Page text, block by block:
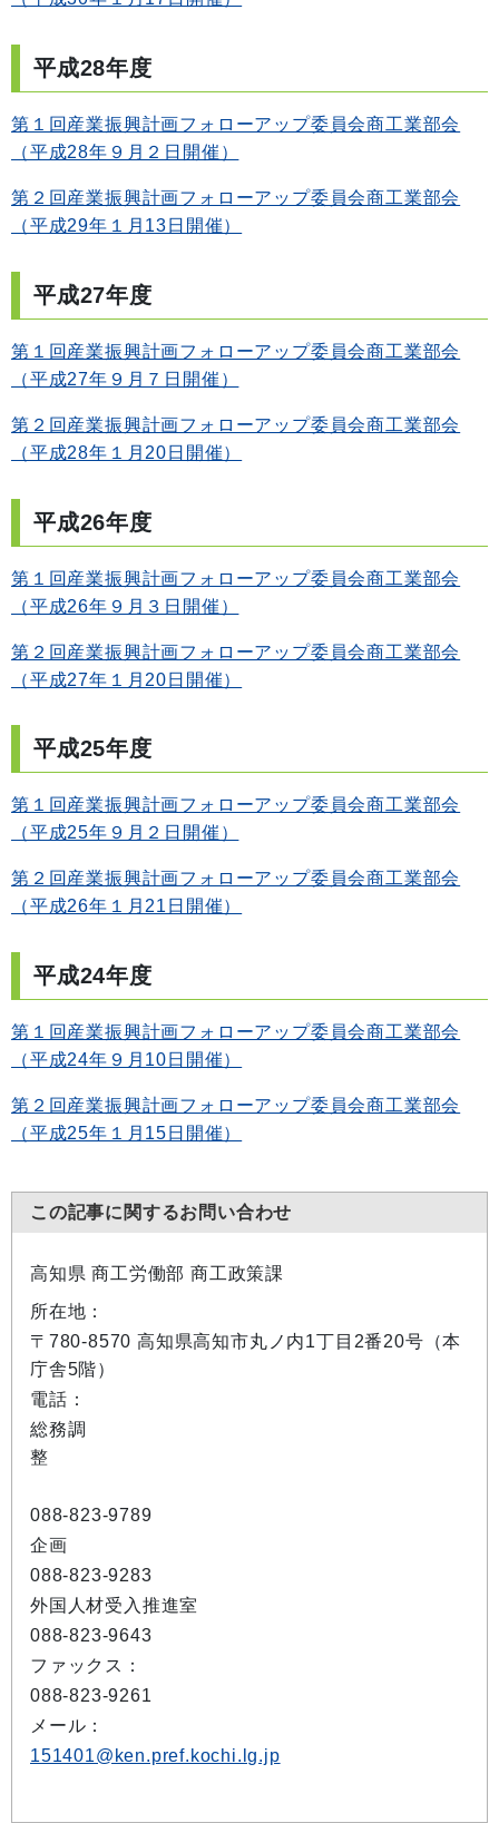
平成28年度
第１回産業振興計画フォローアップ委員会商工業部会
（平成28年９月２日開催）
第２回産業振興計画フォローアップ委員会商工業部会
（平成29年１月13日開催）
平成27年度
第１回産業振興計画フォローアップ委員会商工業部会
（平成27年９月７日開催）
第２回産業振興計画フォローアップ委員会商工業部会
（平成28年１月20日開催）
平成26年度
第１回産業振興計画フォローアップ委員会商工業部会
（平成26年９月３日開催）
第２回産業振興計画フォローアップ委員会商工業部会
（平成27年１月20日開催）
平成25年度
第１回産業振興計画フォローアップ委員会商工業部会
（平成25年９月２日開催）
第２回産業振興計画フォローアップ委員会商工業部会
（平成26年１月21日開催）
平成24年度
第１回産業振興計画フォローアップ委員会商工業部会
（平成24年９月10日開催）
第２回産業振興計画フォローアップ委員会商工業部会
（平成25年１月15日開催）
この記事に関するお問い合わせ
高知県 商工労働部 商工政策課
所在地：
〒780-8570 高知県高知市丸ノ内1丁目2番20号（本
庁舎5階）
電話：
総務調
整
088-823-9789
企画
088-823-9283
外国人材受入推進室
088-823-9643
ファックス：
088-823-9261
メール：
151401@ken.pref.kochi.lg.jp